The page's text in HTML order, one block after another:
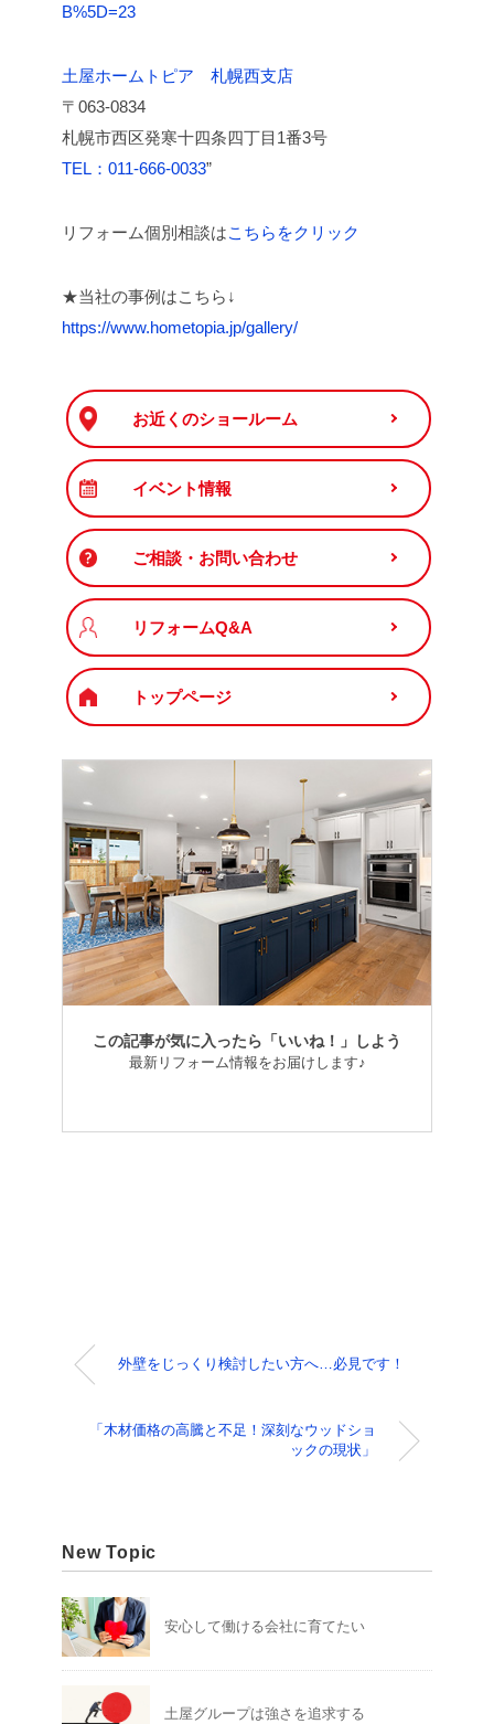
B%5D=23
土屋ホームトピア 札幌西支店
〒063-0834
札幌市西区発寒十四条四丁目1番3号
TEL：011-666-0033”
リフォーム個別相談はこちらをクリック
★当社の事例はこちら↓
https://www.hometopia.jp/gallery/
お近くのショールーム
イベント情報
ご相談・お問い合わせ
リフォームQ&A
トップページ
この記事が気に入ったら「いいね！」しよう
最新リフォーム情報をお届けします♪
外壁をじっくり検討したい方へ…必見です！
「木材価格の高騰と不足！深刻なウッドショ
ックの現状」
New Topic
安心して働ける会社に育てたい
土屋グループは強さを追求する